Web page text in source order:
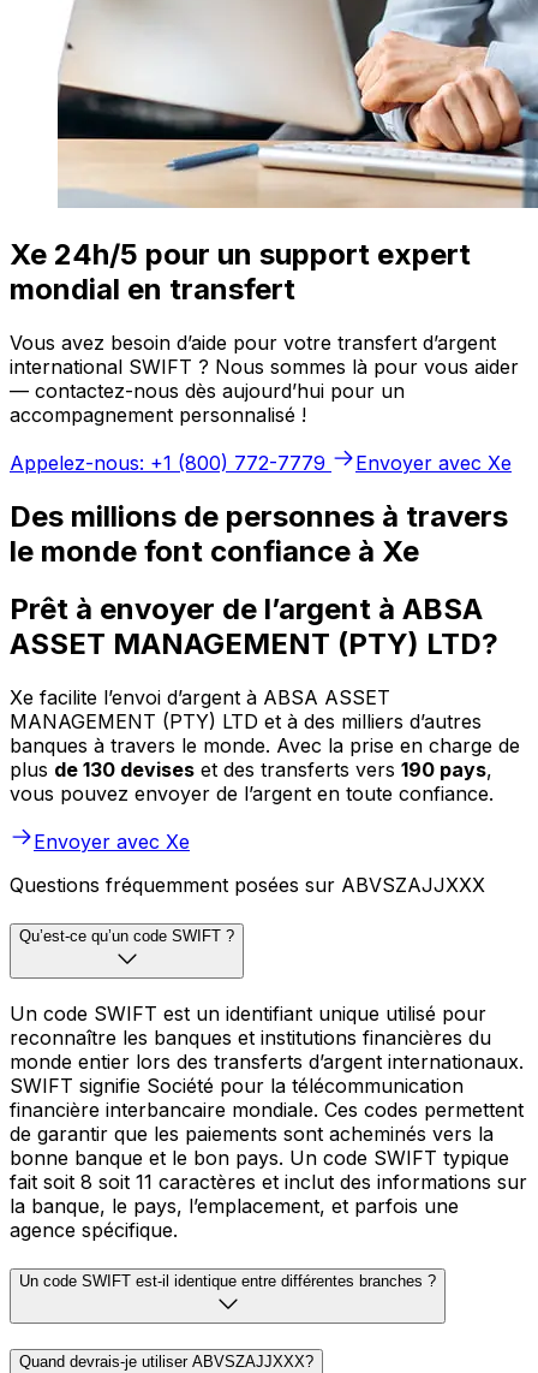
Xe 24h/5 pour un support expert
mondial en transfert
Vous avez besoin d’aide pour votre transfert d’argent
international SWIFT ? Nous sommes là pour vous aider
— contactez-nous dès aujourd’hui pour un
accompagnement personnalisé !
Appelez-nous: +1 (800) 772-7779
Envoyer avec Xe
Des millions de personnes à travers
le monde font confiance à Xe
Prêt à envoyer de l’argent à ABSA
ASSET MANAGEMENT (PTY) LTD?
Xe facilite l’envoi d’argent à ABSA ASSET
MANAGEMENT (PTY) LTD et à des milliers d’autres
banques à travers le monde. Avec la prise en charge de
plus de 130 devises et des transferts vers 190 pays,
vous pouvez envoyer de l’argent en toute confiance.
Envoyer avec Xe
Questions fréquemment posées sur ABVSZAJJXXX
Qu’est-ce qu’un code SWIFT ?
Un code SWIFT est un identifiant unique utilisé pour
reconnaître les banques et institutions financières du
monde entier lors des transferts d’argent internationaux.
SWIFT signifie Société pour la télécommunication
financière interbancaire mondiale. Ces codes permettent
de garantir que les paiements sont acheminés vers la
bonne banque et le bon pays. Un code SWIFT typique
fait soit 8 soit 11 caractères et inclut des informations sur
la banque, le pays, l’emplacement, et parfois une
agence spécifique.
Un code SWIFT est-il identique entre différentes branches ?
Quand devrais-je utiliser ABVSZAJJXXX?